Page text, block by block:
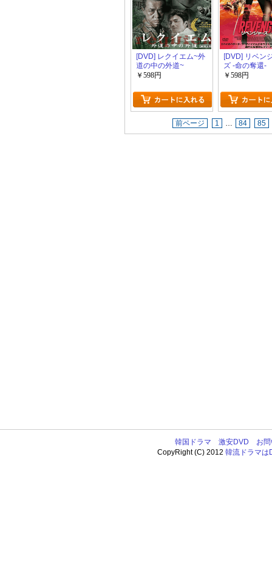
[DVD] レクイエム~外
道の中の外道~
￥598円
[DVD] リベン
ズ -命の奪還-
￥598円
前ページ 1 … 84 85
韓国ドラマ 激安DVD
お
CopyRight (C) 2012韓流ドラマは